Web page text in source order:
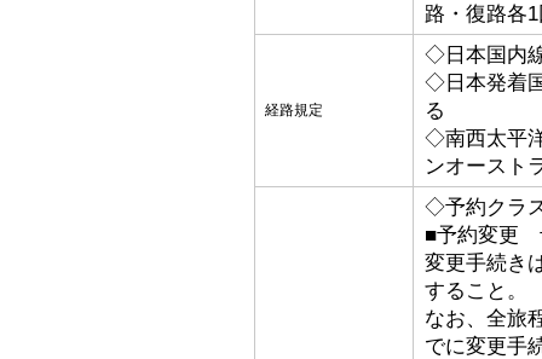
路・復路各
経路規定
◇日本国内
◇日本発着
る
◇南西太平
ンオースト
◇予約クラ
■予約変更
変更手続き
すること。
なお、全旅
でに変更手